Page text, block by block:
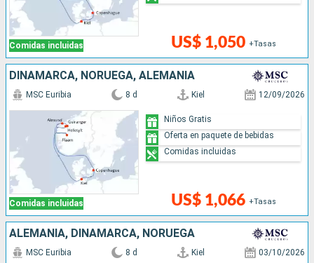
Comidas incluidas US$ 1,050 +Tasas
DINAMARCA, NORUEGA, ALEMANIA
Comidas incluidas
MSC Euribia 8 d Kiel 12/09/2026
US$ 1,066 +Tasas
Niños Gratis
Oferta en paquete de bebidas
Comidas incluidas
ALEMANIA, DINAMARCA, NORUEGA
MSC Euribia 8 d Kiel 03/10/2026